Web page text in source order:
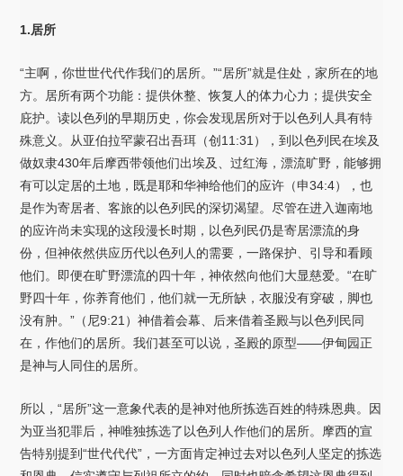
1.居所
“主啊，你世世代代作我们的居所。”“居所”就是住处，家所在的地
方。居所有两个功能：提供休整、恢复人的体力心力；提供安全
庇护。读以色列的早期历史，你会发现居所对于以色列人具有特
殊意义。从亚伯拉罕蒙召出吾珥（创11:31），到以色列民在埃及
做奴隶430年后摩西带领他们出埃及、过红海，漂流旷野，能够拥
有可以定居的土地，既是耶和华神给他们的应许（申34:4），也
是作为寄居者、客旅的以色列民的深切渴望。尽管在进入迦南地
的应许尚未实现的这段漫长时期，以色列民仍是寄居漂流的身
份，但神依然供应历代以色列人的需要，一路保护、引导和看顾
他们。即便在旷野漂流的四十年，神依然向他们大显慈爱。“在旷
野四十年，你养育他们，他们就一无所缺，衣服没有穿破，脚也
没有肿。”（尼9:21）神借着会幕、后来借着圣殿与以色列民同
在，作他们的居所。我们甚至可以说，圣殿的原型——伊甸园正
是神与人同住的居所。
所以，“居所”这一意象代表的是神对他所拣选百姓的特殊恩典。因
为亚当犯罪后，神唯独拣选了以色列人作他们的居所。摩西的宣
告特别提到“世代代代”，一方面肯定神过去对以色列人坚定的拣选